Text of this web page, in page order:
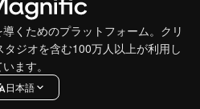
くためのプラットフォーム。クリ
ジオを含む100万人以上が利用し
ます。
日本語